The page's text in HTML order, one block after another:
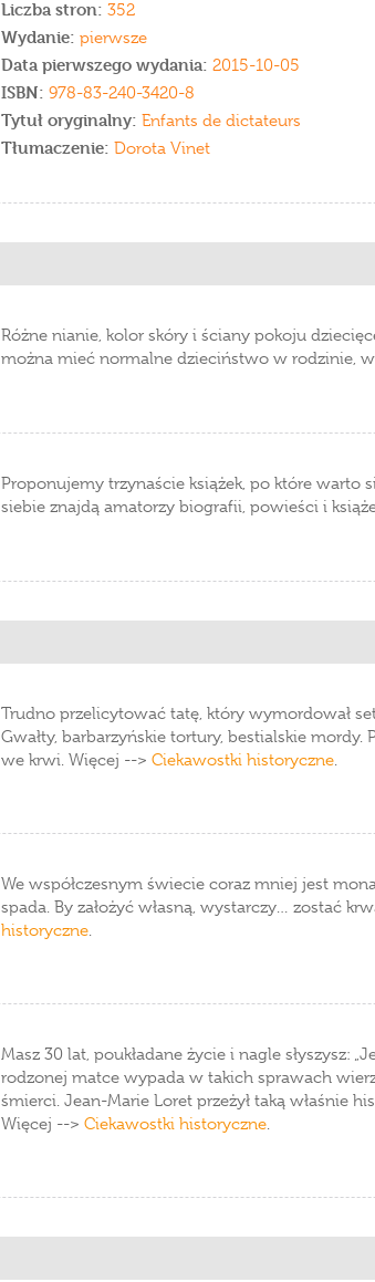
Liczba stron: 352
Wydanie: pierwsze
Data pierwszego wydania: 2015-10-05
ISBN: 978-83-240-3420-8
Tytuł oryginalny: Enfants de dictateurs
Tłumaczenie: Dorota Vinet
Różne nianie, kolor skóry i ściany pokoju
można mieć normalne dzieciństwo w rodzinie,
Proponujemy trzynaście książek, po które warto
siebie znajdą amatorzy biografii, powieści i
Trudno przelicytować tatę, który wymordował
Gwałty, barbarzyńskie tortury, bestialskie
we krwi. Więcej --> Ciekawostki historyczne.
We współczesnym świecie coraz mniej jest
spada. By założyć własną, wystarczy… zostać
historyczne.
Masz 30 lat, poukładane życie i nagle słyszysz:
rodzonej matce wypada w takich sprawach
śmierci. Jean-Marie Loret przeżył taką właśnie
Więcej --> Ciekawostki historyczne.